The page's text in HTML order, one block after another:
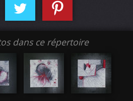
dans ce répertoire